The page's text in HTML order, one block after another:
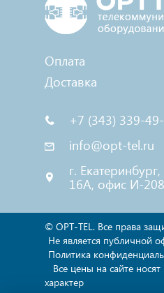
Оплата
Доставка
+7 (343) 339-
info@opt-tel.ru
г.
16А, офис И-208
© OPT-TEL. Все права
Не является публичной
Политика
Все цены на сайте
характер